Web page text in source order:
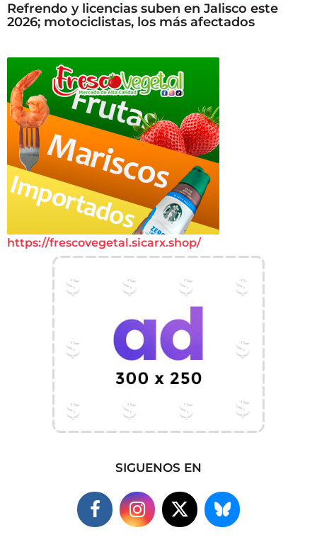
Refrendo y licencias suben en Jalisco este
2026; motociclistas, los más afectados
https://frescovegetal.sicarx.shop/
SIGUENOS EN